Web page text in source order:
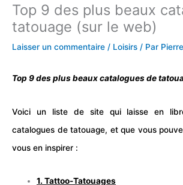
Top 9 des plus beaux
tatouage (sur le web)
Laisser un commentaire / Loisirs / Par Pierre
Top 9 des plus beaux catalogues de
Voici un liste de site qui laisse en
catalogues de tatouage, et que vous
vous en inspirer :
1.Tattoo-Tatouages